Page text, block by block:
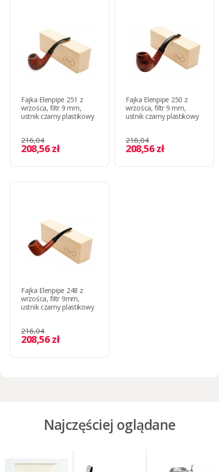
Fajka Elenpipe 251 z
wrzośca, filtr 9 mm,
ustnik czarny plastikowy
216,04
208,56 zł
Fajka Elenpipe 250 z
wrzośca, filtr 9 mm,
ustnik czarny plastikowy
216,04
208,56 zł
Fajka Elenpipe 248 z
wrzośca, filtr 9mm,
ustnik czarny plastikowy
216,04
208,56 zł
Najczęściej oglądane